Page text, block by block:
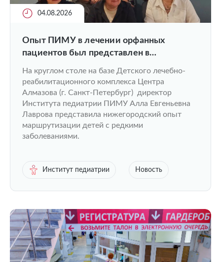
04.08.2026
Опыт ПИМУ в лечении орфанных
пациентов был представлен в
федеральной повестке
На круглом столе на базе Детского лечебно-
реабилитационного комплекса Центра
Алмазова (г. Санкт-Петербург) директор
Института педиатрии ПИМУ Алла Евгеньевна
Лаврова представила нижегородский опыт
маршрутизации детей с редкими
заболеваниями.
Институт педиатрии Новость